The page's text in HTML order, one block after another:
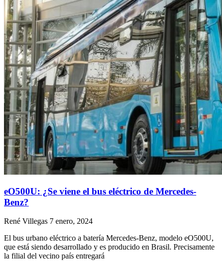
eO500U: ¿Se viene el bus eléctrico de Mercedes-
Benz?
René Villegas 7 enero, 2024
El bus urbano eléctrico a batería Mercedes-Benz, modelo eO500U,
que está siendo desarrollado y es producido en Brasil. Precisamente
la filial del vecino país entregará